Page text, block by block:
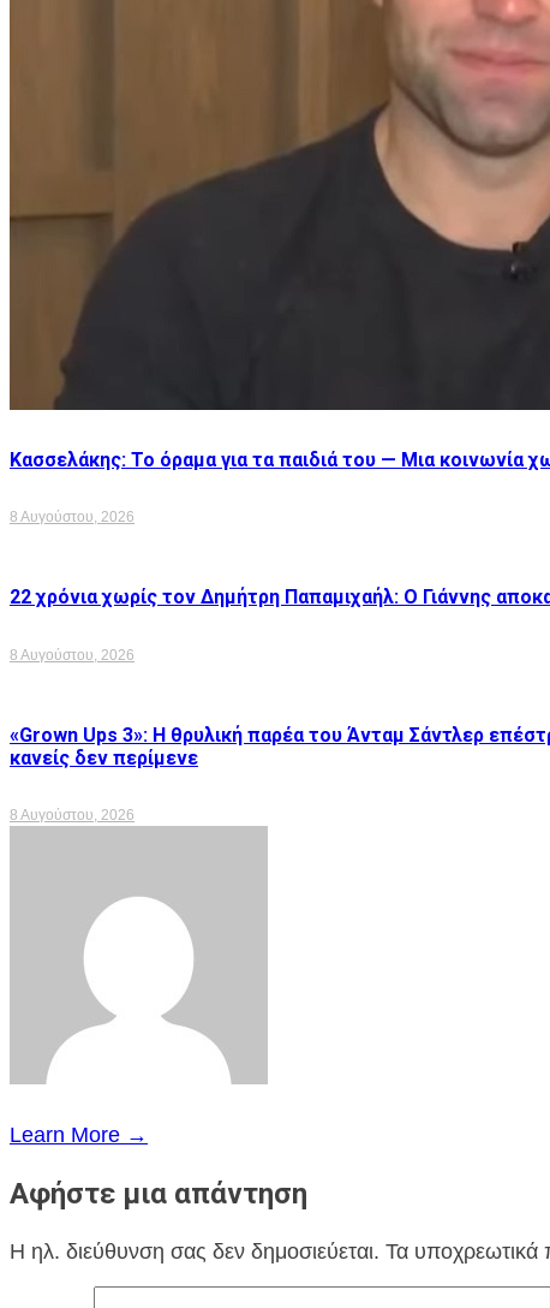
Κασσελάκης: Το όραμα για τα παιδιά του — Μια κοινωνία
8 Αυγούστου, 2026
22 χρόνια χωρίς τον Δημήτρη Παπαμιχαήλ: Ο Γιάννης
8 Αυγούστου, 2026
«Grown Ups 3»: Η θρυλική παρέα του Άνταμ Σάντλερ
κανείς δεν περίμενε
8 Αυγούστου, 2026
Learn More →
Αφήστε μια απάντηση
Η ηλ. διεύθυνση σας δεν δημοσιεύεται. Τα υποχρεωτικά